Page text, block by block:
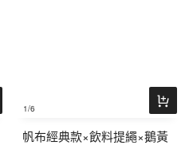
1/6
帆布經典款×飲料提繩×鵝黃